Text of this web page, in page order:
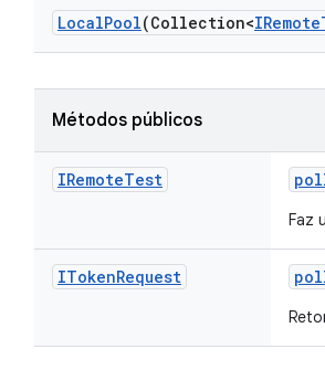
LocalPool(Collection<IRemote
Métodos públicos
IRemoteTest
Faz
ITokenRequest